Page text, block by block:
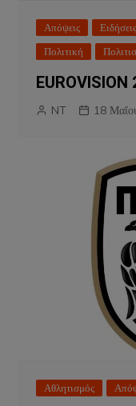
Απόψεις Ειδήσεις
Πολιτική
EUROVISION
NT 18
Αθλητισμός